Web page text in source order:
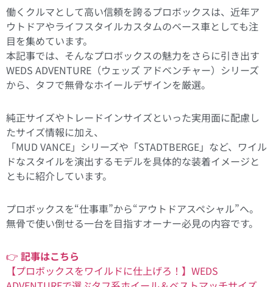
働くクルマとして高い信頼を誇るプロボックスは、近年ア
ウトドアやライフスタイルカスタムのベース車としても注
目を集めています。
本記事では、そんなプロボックスの魅力をさらに引き出す
WEDS ADVENTURE（ウェッズ アドベンチャー）シリーズ
から、タフで無骨なホイールデザインを厳選。
純正サイズやトレードインサイズといった実用面に配慮し
たサイズ情報に加え、
「MUD VANCE」シリーズや「STADTBERGE」など、ワイル
ドなスタイルを演出するモデルを具体的な装着イメージと
ともに紹介しています。
プロボックスを“仕事車”から“アウトドアスペシャル”へ。
無骨で使い倒せる一台を目指すオーナー必見の内容です。
👉 記事はこちら
【プロボックスをワイルドに仕上げろ！】WEDS